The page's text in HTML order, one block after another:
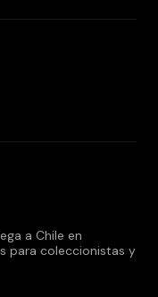
a Chile en
para coleccionistas y